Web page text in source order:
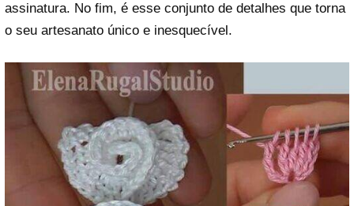
assinatura. No fim, é esse conjunto de detalhes que torna
o seu artesanato único e inesquecível.